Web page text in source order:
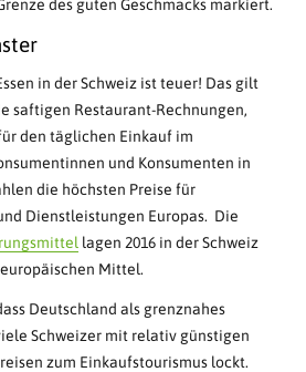
des guten Geschmacks markiert.
in der Schweiz ist teuer! Das gilt
saftigen Restaurant-Rechnungen,
den täglichen Einkauf im
und Konsumenten in
die höchsten Preise für
Dienstleistungen Europas. Die
lagen 2016 in der Schweiz
Mittel.
Deutschland als grenznahes
Schweizer mit relativ günstigen
zum Einkaufstourismus lockt.